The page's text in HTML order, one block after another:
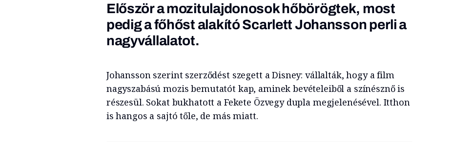
Először a mozitulajdonosok hőbörögtek, most
pedig a főhőst alakító Scarlett Johansson perli a
nagyvállalatot.
Johansson szerint szerződést szegett a Disney: vállalták, hogy a film
nagyszabású mozis bemutatót kap, aminek bevételeiből a színésznő is
részesül. Sokat bukhatott a Fekete Özvegy dupla megjelenésével. Itthon
is hangos a sajtó tőle, de más miatt.